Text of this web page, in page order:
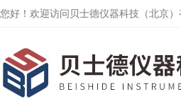
您好！欢迎访问贝士德仪器科技（北京）